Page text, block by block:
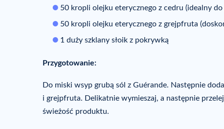
50 kropli olejku eterycznego z cedru (idealny
50 kropli olejku eterycznego z grejpfruta
1 duży szklany słoik z pokrywką
Przygotowanie:
Do miski wsyp grubą sól z Guérande. Następnie
i grejpfruta. Delikatnie wymieszaj, a następnie
świeżość produktu.